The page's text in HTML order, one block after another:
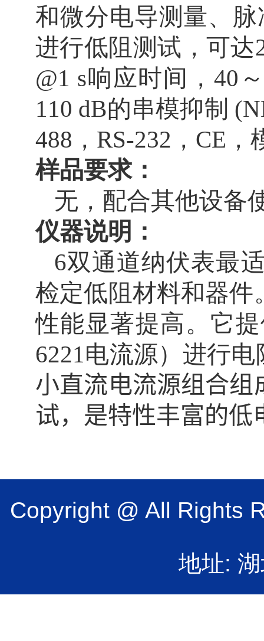
和微分电导测量、脉
进行低阻测试，可达
@1 s响应时间，40
110 dB的串模抑制
488 ， RS-232 ， CE
样品要求：
无，配合其他设备
仪器说明：
6双通道纳伏表最
检定低阻材料和器
性能显著提高。它
6221电流源）进行电
小直流电流源组合
试，是特性丰富的低
Copyright @ All Rights
地址: